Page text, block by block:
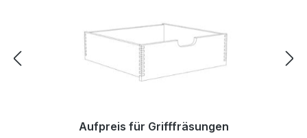
Aufpreis für Grifffräsungen